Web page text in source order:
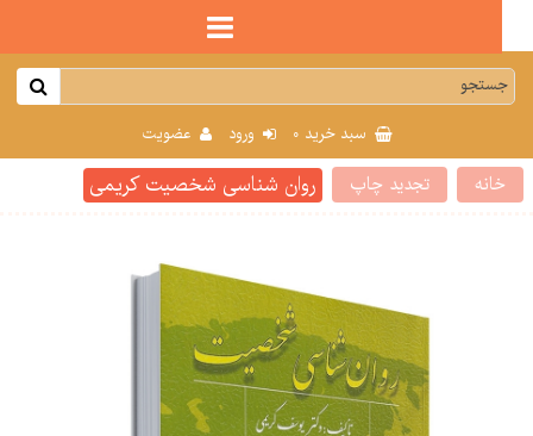
سبد خرید0 ورود عضویت
تجدید چاپ روان شناسی شخصیت کریمی